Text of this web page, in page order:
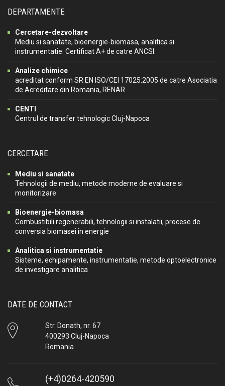
DEPARTAMENTE
Cercetare-dezvoltare
Mediu si sanatate, bioenergie-biomasa, analitica si
instrumentatie. Certificat A+ de catre ANCSI.
Analize chimice
acreditat conform SR EN ISO/CEI 17025:2005 de catre Asociatia
de Acreditare din Romania, RENAR
CENTI
Centrul de transfer tehnologic Cluj-Napoca
CERCETARE
Mediu si sanatate
Tehnologii de mediu, metode moderne de evaluare si
monitorizare
Bioenergie-biomasa
Combustibili regenerabili, tehnologii si instalatii, procese de
conversia biomasei in energie
Analitica si instrumentatie
Sisteme, echipamente, instrumentatie, metode optoelectronice
de investigare analitica
DATE DE CONTACT
Str. Donath, nr. 67
400293 Cluj-Napoca
Romania
(+4)0264-420590